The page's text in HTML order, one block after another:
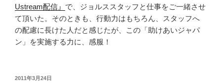
Ustream配信』 で、ジョルススタッフと仕事をご一緒させ
て頂いた。そのときも、行動力はもちろん、スタッフへ
の配慮に長けた人だと感じたが、この「助けあいジャパ
ン」を実施する力に、感服！
投
2011年3月24日